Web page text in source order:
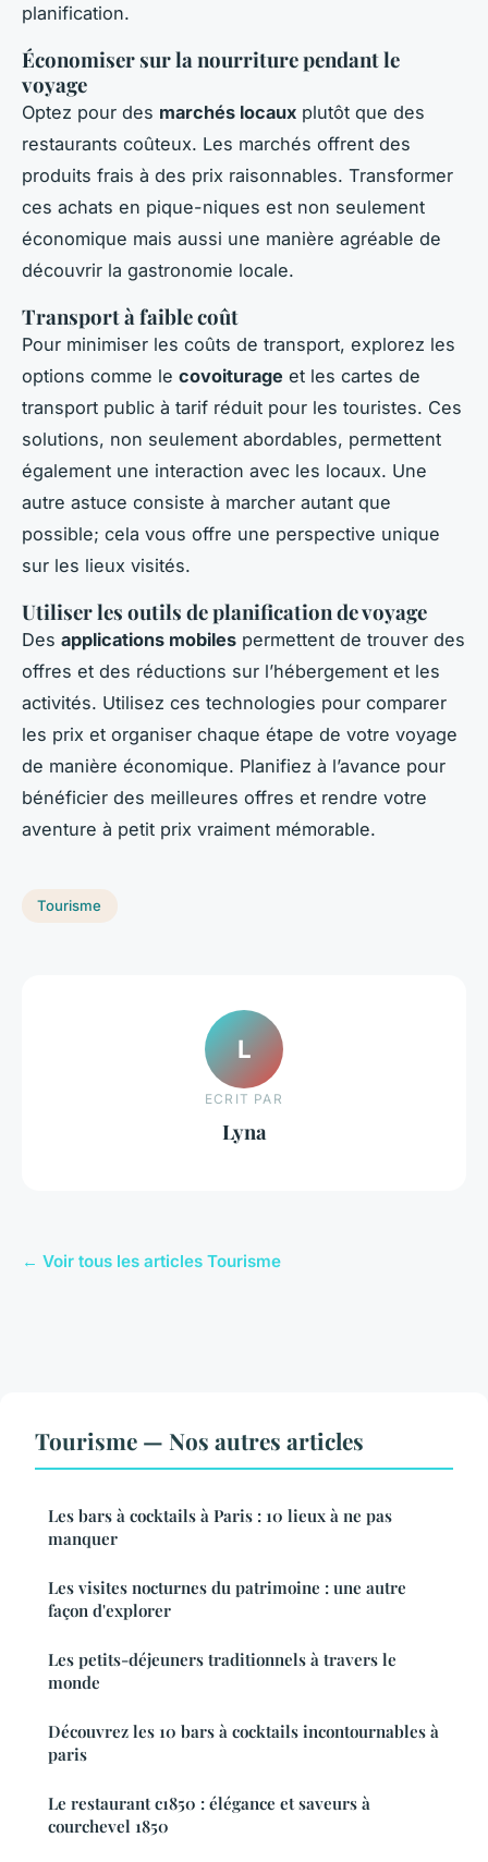
planification.
Économiser sur la nourriture pendant le
voyage
Optez pour des marchés locaux plutôt que des
restaurants coûteux. Les marchés offrent des
produits frais à des prix raisonnables. Transformer
ces achats en pique-niques est non seulement
économique mais aussi une manière agréable de
découvrir la gastronomie locale.
Transport à faible coût
Pour minimiser les coûts de transport, explorez les
options comme le covoiturage et les cartes de
transport public à tarif réduit pour les touristes. Ces
solutions, non seulement abordables, permettent
également une interaction avec les locaux. Une
autre astuce consiste à marcher autant que
possible; cela vous offre une perspective unique
sur les lieux visités.
Utiliser les outils de planification de voyage
Des applications mobiles permettent de trouver des
offres et des réductions sur l’hébergement et les
activités. Utilisez ces technologies pour comparer
les prix et organiser chaque étape de votre voyage
de manière économique. Planifiez à l’avance pour
bénéficier des meilleures offres et rendre votre
aventure à petit prix vraiment mémorable.
Tourisme
L
ECRIT PAR
Lyna
← Voir tous les articles Tourisme
Tourisme — Nos autres articles
Les bars à cocktails à Paris : 10 lieux à ne pas
manquer
Les visites nocturnes du patrimoine : une autre
façon d'explorer
Les petits-déjeuners traditionnels à travers le
monde
Découvrez les 10 bars à cocktails incontournables à
paris
Le restaurant c1850 : élégance et saveurs à
courchevel 1850